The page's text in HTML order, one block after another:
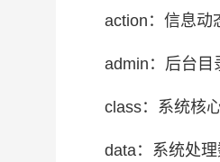
action：信息动
admin：后台目
class：系统核
data：系统处